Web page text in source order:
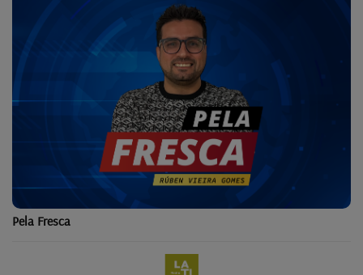
Pela Fresca